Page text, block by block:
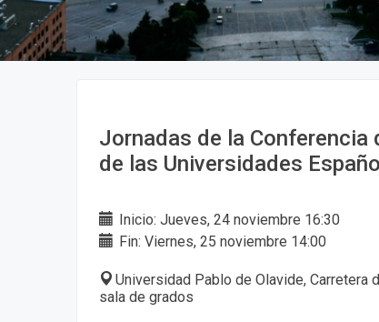
Jornadas de la Conferencia
de las Universidades
Inicio: Jueves, 24 noviembre 16:30
Fin: Viernes, 25 noviembre 14:00
Universidad Pablo de Olavide, Carretera
sala de grados